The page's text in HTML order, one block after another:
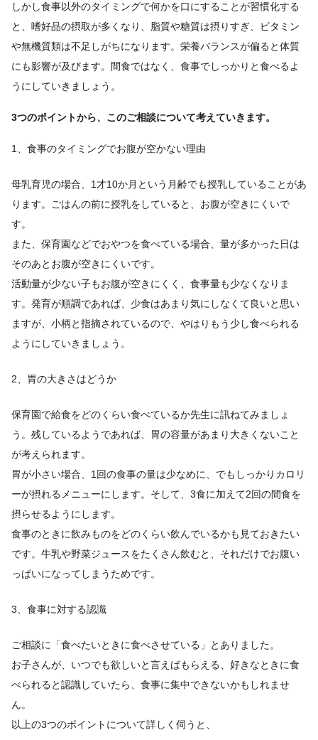
しかし食事以外のタイミングで何かを口にすることが習慣化する
と、嗜好品の摂取が多くなり、脂質や糖質は摂りすぎ、ビタミン
や無機質類は不足しがちになります。栄養バランスが偏ると体質
にも影響が及びます。間食ではなく、食事でしっかりと食べるよ
うにしていきましょう。
3つのポイントから、このご相談について考えていきます。
1、食事のタイミングでお腹が空かない理由
母乳育児の場合、1才10か月という月齢でも授乳していることがあ
ります。ごはんの前に授乳をしていると、お腹が空きにくいで
す。
また、保育園などでおやつを食べている場合、量が多かった日は
そのあとお腹が空きにくいです。
活動量が少ない子もお腹が空きにくく、食事量も少なくなりま
す。発育が順調であれば、少食はあまり気にしなくて良いと思い
ますが、小柄と指摘されているので、やはりもう少し食べられる
ようにしていきましょう。
2、胃の大きさはどうか
保育園で給食をどのくらい食べているか先生に訊ねてみましょ
う。残しているようであれば、胃の容量があまり大きくないこと
が考えられます。
胃が小さい場合、1回の食事の量は少なめに、でもしっかりカロリ
ーが摂れるメニューにします。そして、3食に加えて2回の間食を
摂らせるようにします。
食事のときに飲みものをどのくらい飲んでいるかも見ておきたい
です。牛乳や野菜ジュースをたくさん飲むと、それだけでお腹い
っぱいになってしまうためです。
3、食事に対する認識
ご相談に「食べたいときに食べさせている」とありました。
お子さんが、いつでも欲しいと言えばもらえる、好きなときに食
べられると認識していたら、食事に集中できないかもしれませ
ん。
以上の3つのポイントについて詳しく伺うと、